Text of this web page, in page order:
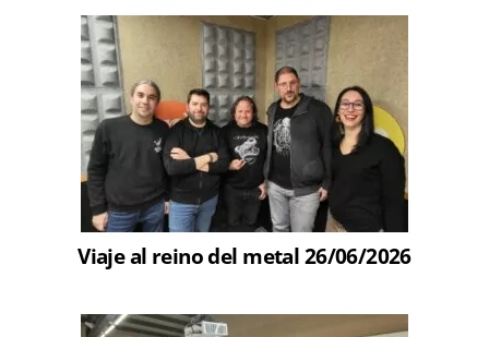
Viaje al reino del metal 26/06/2026